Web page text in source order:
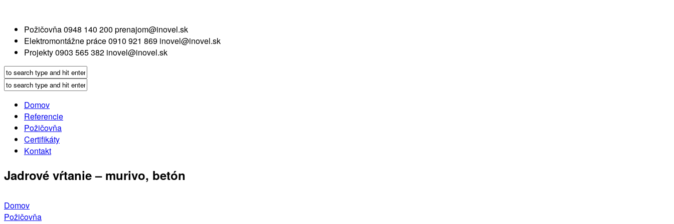
Požičovňa0948 140 200 prenajom@inovel.sk
Elektromontážne práce0910 921 869 inovel@inovel.sk
Projekty0903 565 382 inovel@inovel.sk
Domov
Referencie
Požičovňa
Certifikáty
Kontakt
Jadrové vŕtanie – murivo, betón
Domov
Požičovňa